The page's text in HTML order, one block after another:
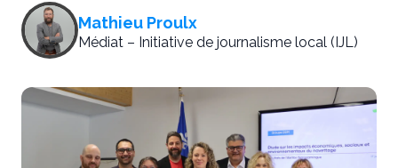
Mathieu Proulx
Médiat – Initiative de journalisme local (IJL)